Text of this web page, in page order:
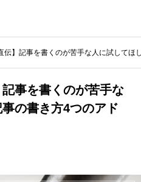
伝】記事を書くのが苦手な人に試して
記事を書くのが苦手な
の書き方4つのアド